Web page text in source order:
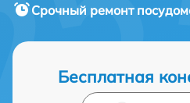
Срочный ремонт
Бесплатная